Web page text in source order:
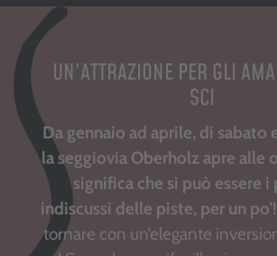
UN’ATTRAZIONE PER GLI
SCI
Da gennaio ad aprile, di sabato
la seggiovia Oberholz apre alle
significa che si può essere i
indiscussi delle piste, per un po’!
tornare con un’elegante